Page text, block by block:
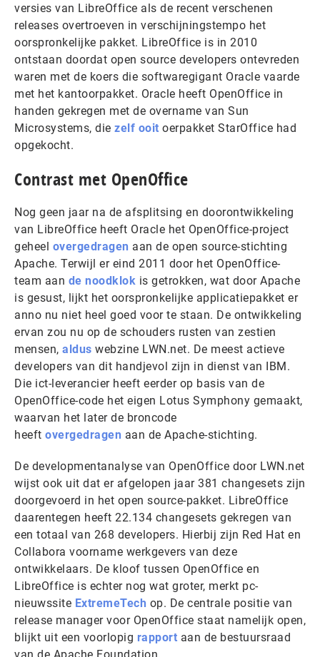
versies van LibreOffice als de recent verschenen
releases overtroeven in verschijningstempo het
oorspronkelijke pakket. LibreOffice is in 2010
ontstaan doordat open source developers ontevreden
waren met de koers die softwaregigant Oracle vaarde
met het kantoorpakket. Oracle heeft OpenOffice in
handen gekregen met de overname van Sun
Microsystems, die zelf ooit oerpakket StarOffice had
opgekocht.
Contrast met OpenOffice
Nog geen jaar na de afsplitsing en doorontwikkeling
van LibreOffice heeft Oracle het OpenOffice-project
geheel overgedragen aan de open source-stichting
Apache. Terwijl er eind 2011 door het OpenOffice-
team aan de noodklok is getrokken, wat door Apache
is gesust, lijkt het oorspronkelijke applicatiepakket er
anno nu niet heel goed voor te staan. De ontwikkeling
ervan zou nu op de schouders rusten van zestien
mensen, aldus webzine LWN.net. De meest actieve
developers van dit handjevol zijn in dienst van IBM.
Die ict-leverancier heeft eerder op basis van de
OpenOffice-code het eigen Lotus Symphony gemaakt,
waarvan het later de broncode
heeft overgedragen aan de Apache-stichting.
De developmentanalyse van OpenOffice door LWN.net
wijst ook uit dat er afgelopen jaar 381 changesets zijn
doorgevoerd in het open source-pakket. LibreOffice
daarentegen heeft 22.134 changesets gekregen van
een totaal van 268 developers. Hierbij zijn Red Hat en
Collabora voorname werkgevers van deze
ontwikkelaars. De kloof tussen OpenOffice en
LibreOffice is echter nog wat groter, merkt pc-
nieuwssite ExtremeTech op. De centrale positie van
release manager voor OpenOffice staat namelijk open,
blijkt uit een voorlopig rapport aan de bestuursraad